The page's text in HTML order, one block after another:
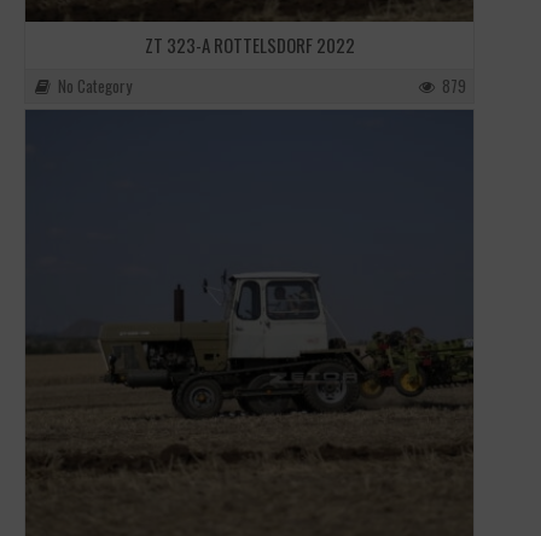
ZT 323-A ROTTELSDORF 2022
No Category 879